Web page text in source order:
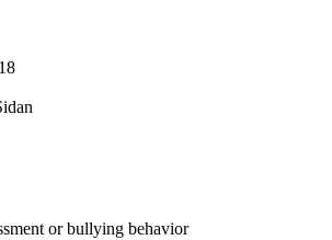
or bullying behavior